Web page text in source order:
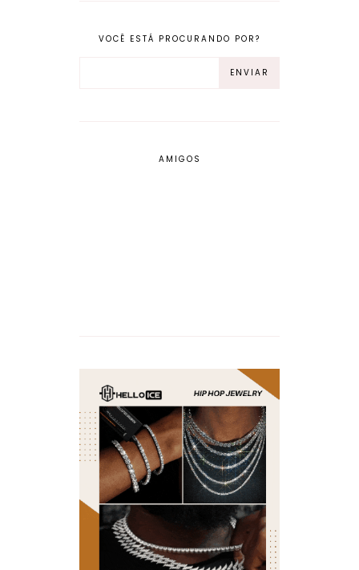
VOCÊ ESTÁ PROCURANDO POR?
AMIGOS